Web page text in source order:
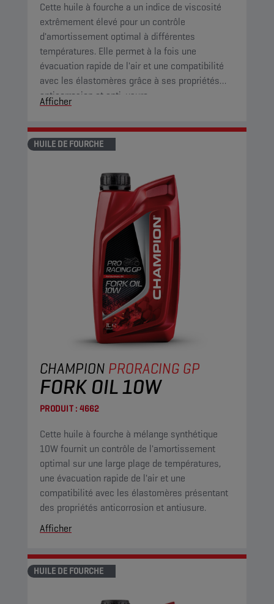
Cette huile à fourche a un indice de viscosité
extrêmement élevé pour un contrôle
d'amortissement optimal à différentes
températures. Elle permet à la fois une
évacuation rapide de l'air et une compatibilité
avec les élastomères grâce à ses propriétés
anticorrosion et anti-usure.
Afficher
HUILE DE FOURCHE
CHAMPION PRORACING GP
FORK OIL 10W
PRODUIT : 4662
Cette huile à fourche à mélange synthétique
10W fournit un contrôle de l'amortissement
optimal sur une large plage de températures,
une évacuation rapide de l'air et une
compatibilité avec les élastomères présentant
des propriétés anticorrosion et antiusure.
Afficher
HUILE DE FOURCHE